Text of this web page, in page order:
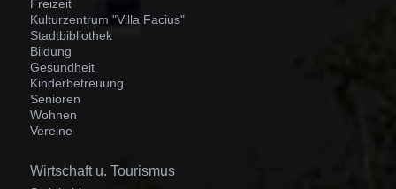
Freizeit
Kulturzentrum "Villa Facius"
Stadtbibliothek
Bildung
Gesundheit
Kinderbetreuung
Senioren
Wohnen
Vereine
Navigation
überspringen
Wirtschaft u. Tourismus